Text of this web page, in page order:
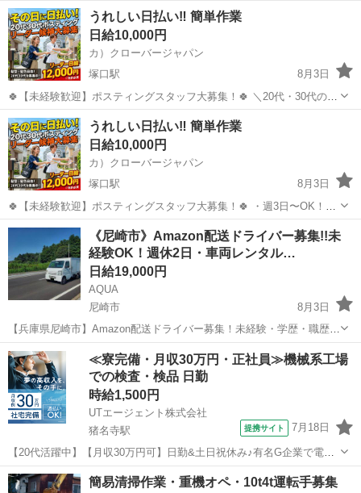
うれしい日払い‼ 簡単作業
日給10,000円
カ）クローバージャパン
塚口駅
8月3日
🍀【未経験歓迎】ポスティングスタッフ大募集！🍀 ＼20代・30代のレ
ギュラースタッフ募集中✨ ━━🔍 こんな方にピッタリ！ ・元気に歩く
のが好き ・外で体を動かす仕事がしたい ・自由シフトでプライベート
も充実させ...
兵庫 尼崎市 塚口駅 軽作業 スタッフ
うれしい日払い‼ 簡単作業
日給10,000円
カ）クローバージャパン
塚口駅
8月3日
🍀【未経験歓迎】ポスティングスタッフ大募集！🍀 ・週3日〜OK！レ
ギュラー勤務大歓迎 ・日給10,000円スタート（普通免許あり最大
12,000円） ・交通費全額支給・日払い可 以下の情報をお気軽にどうぞ
♪ ...
兵庫 尼崎市 塚口駅 スタッフ
《尼崎市》Amazon配送ドライバー募集!!未
経験OK！週休2日・車両レンタル…
日給19,000円
AQUA
尼崎市
8月3日
【兵庫県尼崎市】Amazon配送ドライバー募集！未経験・学歴・職歴不
問！普通免許があればOK！☆初心者教育充実☆車輌レンタル・直行直
帰も可能でプライベートとの両立も◎！【週休2日】でしっかり稼げ
る！面接時に希望月収・稼働日時...
兵庫 尼崎市 ドライバー Amazon
≪寮完備・月収30万円・正社員≫機械系工場
での検査・検品 日勤
時給1,500円
UTエージェント株式会社
猪名寺駅
提携サイト 7月18日
【20代活躍中】【月収30万円可】日勤&土日祝休み♪有名G企業で電子
機器部品の検査など◎駅チカ徒歩7分！《JCGY1-PC》 詳細情報 ＼電
子機器部品の目視検査・梱包作業／ 電子機器部品をメッキ加工、塗装
兵庫 尼崎市 猪名寺駅 その他
簡易清掃作業・重機オペ・10t4t運転手募集